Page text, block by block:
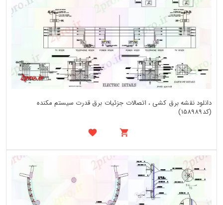
دانلود نقشه برق کشی ، اتصالات جزئیات برق قدرت سیستم مکنده
(کد158989)